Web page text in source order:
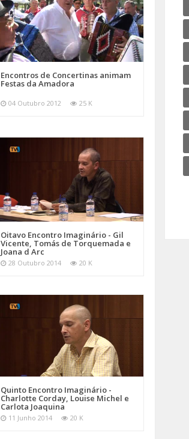
Encontros de Concertinas animam
Festas da Amadora
04 Outubro 2012 25 K
Oitavo Encontro Imaginário - Gil
Vicente, Tomás de Torquemada e
Joana d Arc
28 Outubro 2014 20 K
Quinto Encontro Imaginário -
Charlotte Corday, Louise Michel e
Carlota Joaquina
11 Junho 2014 20 K